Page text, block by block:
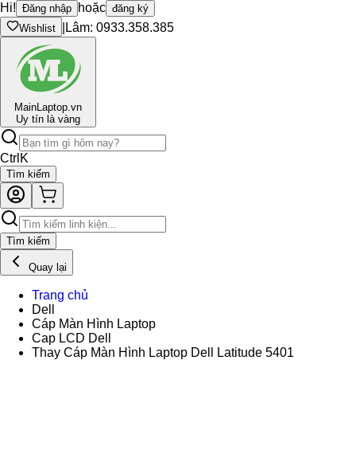
Hi! Đăng nhập hoặc đăng ký
Wishlist
Lâm: 0933.358.385
MainLaptop.vn
Uy tín là vàng
Ctrl K
Tìm kiếm
Tìm kiếm
Quay lại
Trang chủ
Dell
Cáp Màn Hình Laptop
Cap LCD Dell
Thay Cáp Màn Hình Laptop Dell Latitude 5401